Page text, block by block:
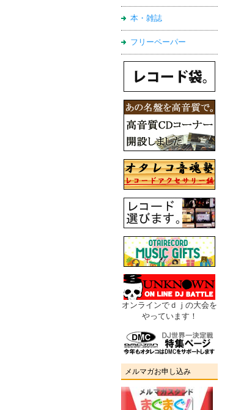
本・雑誌
フリーペーパー
オンラインでｄｊの大会を
やっています！
メルマガお申し込み